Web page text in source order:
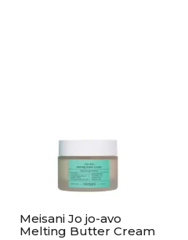
Meisani Jo jo-avo
Melting Butter Cream